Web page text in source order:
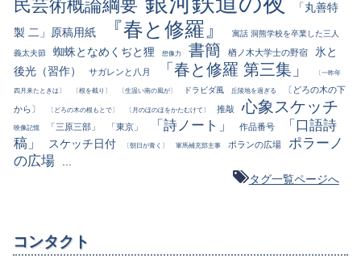
民芸術概論綱要
「丸善特
製 二」原稿用紙
『春と修羅』 寓話 洞熊学校を卒業した三人
義太夫節 蜘蛛となめくぢと狸 想像力 書簡 楢ノ木大学士の野宿
氷と
後光（習作）
サガレンと八月 「春と修羅 第三集」 〔一昨年
四月来たときは〕 〔根を截り〕 〔生温い南の風が〕 ドラビダ風 丘陵地を過ぎる
〔どろの木の下
から〕
〔どろの木の根もとで〕 〔月のほのほをかたむけて〕 推敲 心象スケッチ
映像記憶 「三原三部」 「東京」 「詩ノート」 作品番号
「口語詩
稿」
スケッチ日付 〔朝日が青く〕 軍馬補充部主事 ポランの広場
ポラーノ
の広場
タグ一覧ページへ
コンタクト